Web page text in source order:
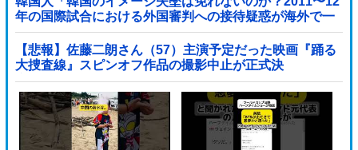
年の国際試合における外国審判への接待疑惑が海外で一
斉に報じられる‥」
【悲報】佐藤二朗さん（57）主演予定だった映画『踊る
大捜査線』スピンオフ作品の撮影中止が正式決
定・・・・・・・・・他